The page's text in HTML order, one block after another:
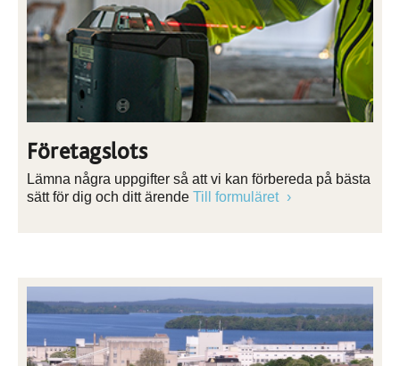
Företagslots
Lämna några uppgifter så att vi kan förbereda på bästa
sätt för dig och ditt ärende Till formuläret